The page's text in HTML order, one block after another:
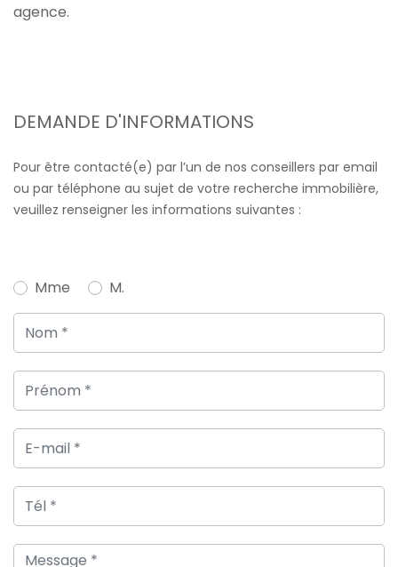
agence.
DEMANDE D'INFORMATIONS
Pour être contacté(e) par l’un de nos conseillers par email
ou par téléphone au sujet de votre recherche immobilière,
veuillez renseigner les informations suivantes :
Mme M.